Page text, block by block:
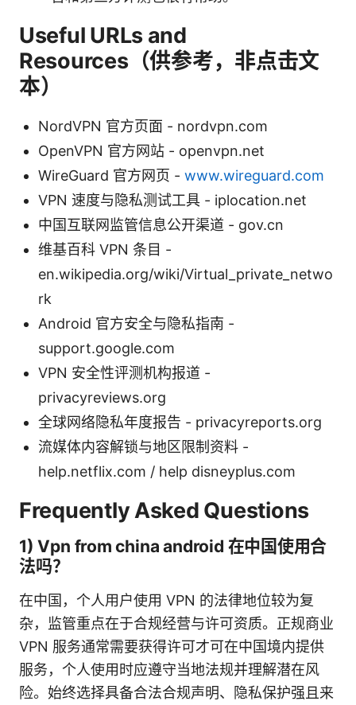
Useful URLs and
Resources（供参考，非点击文
本）
NordVPN 官方页面 - nordvpn.com
OpenVPN 官方网站 - openvpn.net
WireGuard 官方网页 - www.wireguard.com
VPN 速度与隐私测试工具 - iplocation.net
中国互联网监管信息公开渠道 - gov.cn
维基百科 VPN 条目 -
en.wikipedia.org/wiki/Virtual_private_netwo
rk
Android 官方安全与隐私指南 -
support.google.com
VPN 安全性评测机构报道 -
privacyreviews.org
全球网络隐私年度报告 - privacyreports.org
流媒体内容解锁与地区限制资料 -
help.netflix.com / help disneyplus.com
Frequently Asked Questions
1) Vpn from china android 在中国使用合
法吗？
在中国，个人用户使用 VPN 的法律地位较为复
杂，监管重点在于合规经营与许可资质。正规商业
VPN 服务通常需要获得许可才可在中国境内提供
服务，个人使用时应遵守当地法规并理解潜在风
险。始终选择具备合法合规声明、隐私保护强且来